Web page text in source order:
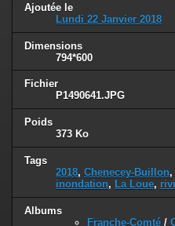
Ajoutée le
Lundi 22 Janvier 2018
Dimensions
794*600
Fichier
P1490641.JPG
Poids
373 Ko
Tags
2018, Chenecey-Buillon,
inondation, La Loue,
Albums
Franche-Comté /